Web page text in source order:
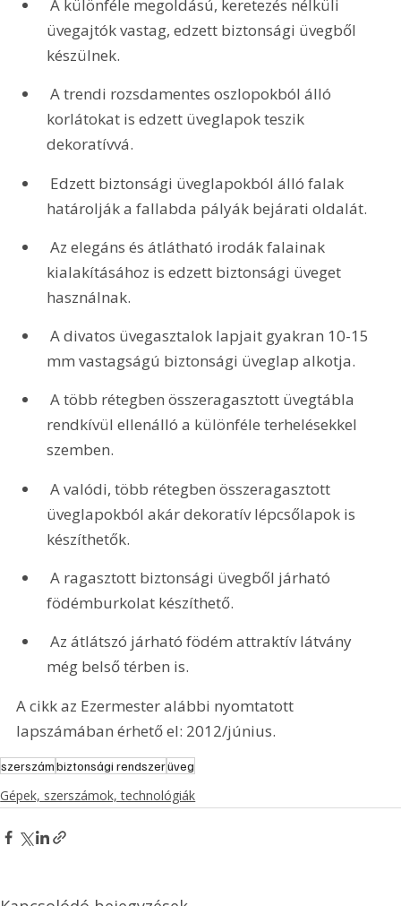
A különféle megoldású, keretezés nélküli
üvegajtók vastag, edzett biztonsági üvegből
készülnek.
A trendi rozsdamentes oszlopokból álló
korlátokat is edzett üveglapok teszik
dekoratívvá.
határolják a fallabda pályák bejárati oldalát.
Az elegáns és átlátható irodák falainak
kialakításához is edzett biztonsági üveget
használnak.
A divatos üvegasztalok lapjait gyakran 10-15
mm vastagságú biztonsági üveglap alkotja.
A több rétegben összeragasztott üvegtábla
rendkívül ellenálló a különféle terhelésekkel
szemben.
A valódi, több rétegben összeragasztott
üveglapokból akár dekoratív lépcsőlapok is
készíthetők.
A ragasztott biztonsági üvegből járható
födémburkolat készíthető.
Az átlátszó járható födém attraktív látvány
még belső térben is.
A cikk az Ezermester alábbi nyomtatott
lapszámában érhető el: 2012/június.
szerszámbiztonsági rendszerüveg
Gépek, szerszámok, technológiák